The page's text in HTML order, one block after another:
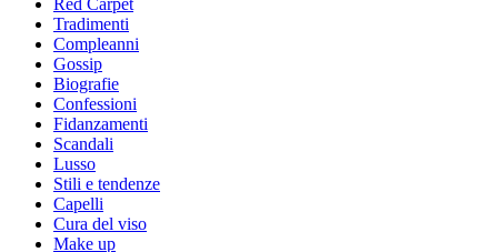
Red Carpet
Tradimenti
Compleanni
Gossip
Biografie
Confessioni
Fidanzamenti
Scandali
Lusso
Stili e tendenze
Capelli
Cura del viso
Make up